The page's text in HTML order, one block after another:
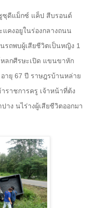
ซุดีแม็กซ์ แค็ป สีบรอนด์
แคงอยูในร่องกลางถนน
รถพบผู้เสียชีวิตเป็นหญิง 1
ลกศีรษะเปิด แขนขาหัก
ายุ 67 ปี ราษฎรบ้านหล่าย
ราชการครู เจ้าหน้าที่ต้ง
าง นไร่างผู้เสียชีวิตออกมา